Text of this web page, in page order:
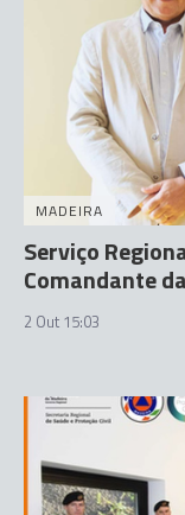
MADEIRA
Serviço
Comandante
2 Out 15:03